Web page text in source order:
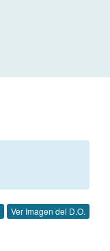
Ver Imagen del D.O.